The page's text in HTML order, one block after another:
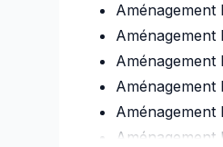
Aménagement
Aménagement
Aménagement
Aménagement